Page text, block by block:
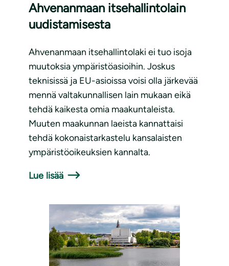
Ahvenanmaan itsehallintolain
uudistamisesta
Ahvenanmaan itsehallintolaki ei tuo isoja
muutoksia ympäristöasioihin. Joskus
teknisissä ja EU-asioissa voisi olla järkevää
mennä valtakunnallisen lain mukaan eikä
tehdä kaikesta omia maakuntaleista.
Muuten maakunnan laeista kannattaisi
tehdä kokonaistarkastelu kansalaisten
ympäristöoikeuksien kannalta.
Lue lisää